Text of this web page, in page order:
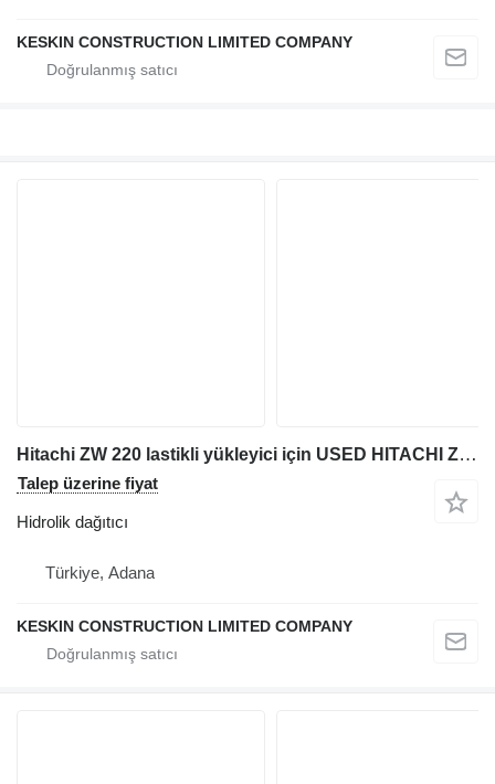
KESKIN CONSTRUCTION LIMITED COMPANY
Hitachi ZW 220 lastikli yükleyici için USED HITACHI ZW220 WHEEL LOADER CONTROL VALVE BLOCK hidrolik dağıtıcı
Talep üzerine fiyat
Hidrolik dağıtıcı
Türkiye, Adana
KESKIN CONSTRUCTION LIMITED COMPANY